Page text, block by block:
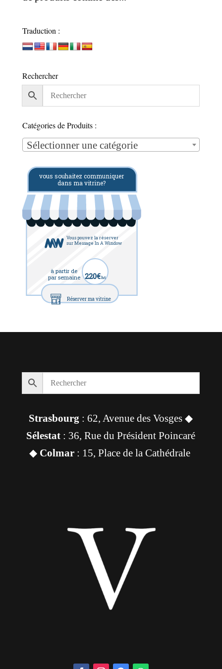
Traduction :
Rechercher
Catégories de Produits :
Sélectionner une catégorie
vous souhaitez communiquer
dans ma vitrine?
Vous pouvez la réserver
sur Message In A Window
à partir de
par semaine 220€ht
Réserver ma vitrine
Strasbourg : 62, Avenue des Vosges ◆
Sélestat : 36, Rue du Président Poincaré
◆ Colmar: 15, Place de la Cathédrale